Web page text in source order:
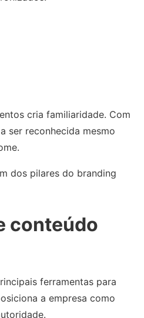
cria familiaridade. Com
ser reconhecida mesmo
dos pilares do branding
conteúdo
ferramentas para
a empresa como